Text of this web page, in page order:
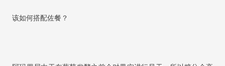
该如何搭配佐餐？